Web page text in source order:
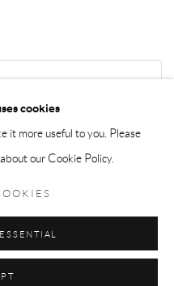
cookies
it more useful to you. Please
our Cookie Policy.